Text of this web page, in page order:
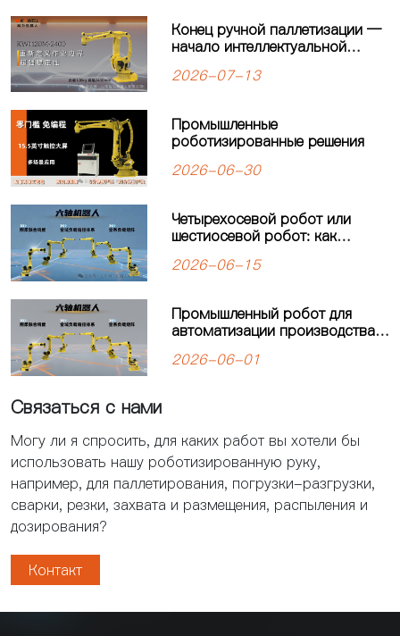
работу производственной
линии
Конец ручной паллетизации —
начало интеллектуальной
робот-паллетайзер
новую главу в автоматизации
паллетизации
2026-07-13
Промышленные
роботизированные решения
2026-06-30
Четырехосевой робот или
шестиосевой робот: как
для автоматизации
2026-06-15
Промышленный робот для
автоматизации производства:
предприятий
2026-06-01
Связаться с нами
Могу ли я спросить, для каких работ вы хотели бы
использовать нашу роботизированную руку,
например, для паллетирования, погрузки-разгрузки,
сварки, резки, захвата и размещения, распыления и
дозирования?
Контакт